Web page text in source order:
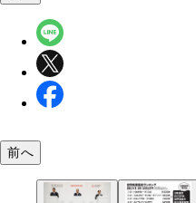
昨年12月23日に
前へ